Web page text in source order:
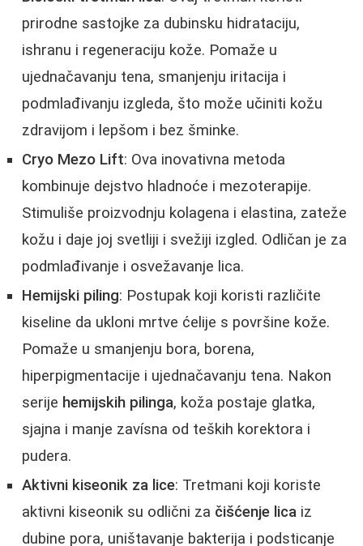
prirodne sastojke za dubinsku hidrataciju,
ishranu i regeneraciju kože. Pomaže u
ujednačavanju tena, smanjenju iritacija i
podmlađivanju izgleda, što može učiniti kožu
zdravijom i lepšom i bez šminke.
Cryo Mezo Lift: Ova inovativna metoda
kombinuje dejstvo hladnoće i mezoterapije.
Stimuliše proizvodnju kolagena i elastina, zateže
kožu i daje joj svetliji i svežiji izgled. Odličan je za
podmlađivanje i osvežavanje lica.
Hemijski piling: Postupak koji koristi različite
kiseline da ukloni mrtve ćelije s površine kože.
Pomaže u smanjenju bora, borena,
hiperpigmentacije i ujednačavanju tena. Nakon
serije hemijskih pilinga, koža postaje glatka,
sjajna i manje zavísna od teških korektora i
pudera.
Aktivni kiseonik za lice: Tretmani koji koriste
aktivni kiseonik su odlični za čišćenje lica iz
dubine pora, uništavanje bakterija i podsticanje